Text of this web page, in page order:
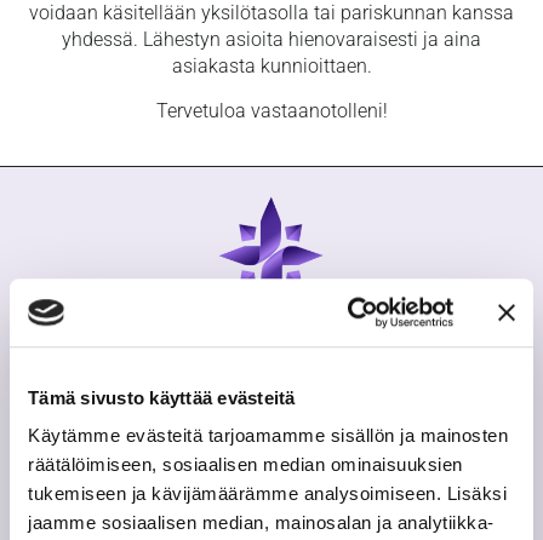
Tämä sivusto käyttää evästeitä
Käytämme evästeitä tarjoamamme sisällön ja mainosten
räätälöimiseen, sosiaalisen median ominaisuuksien
tukemiseen ja kävijämäärämme analysoimiseen. Lisäksi
jaamme sosiaalisen median, mainosalan ja analytiikka-
voidaan käsitellään yksilötasolla tai pariskunnan kanssa
yhdessä. Lähestyn asioita hienovaraisesti ja aina
asiakasta kunnioittaen.
Tervetuloa vastaanotolleni!
Digisairaala
by MEDI Connection Oy
e-Fax. 0103249640